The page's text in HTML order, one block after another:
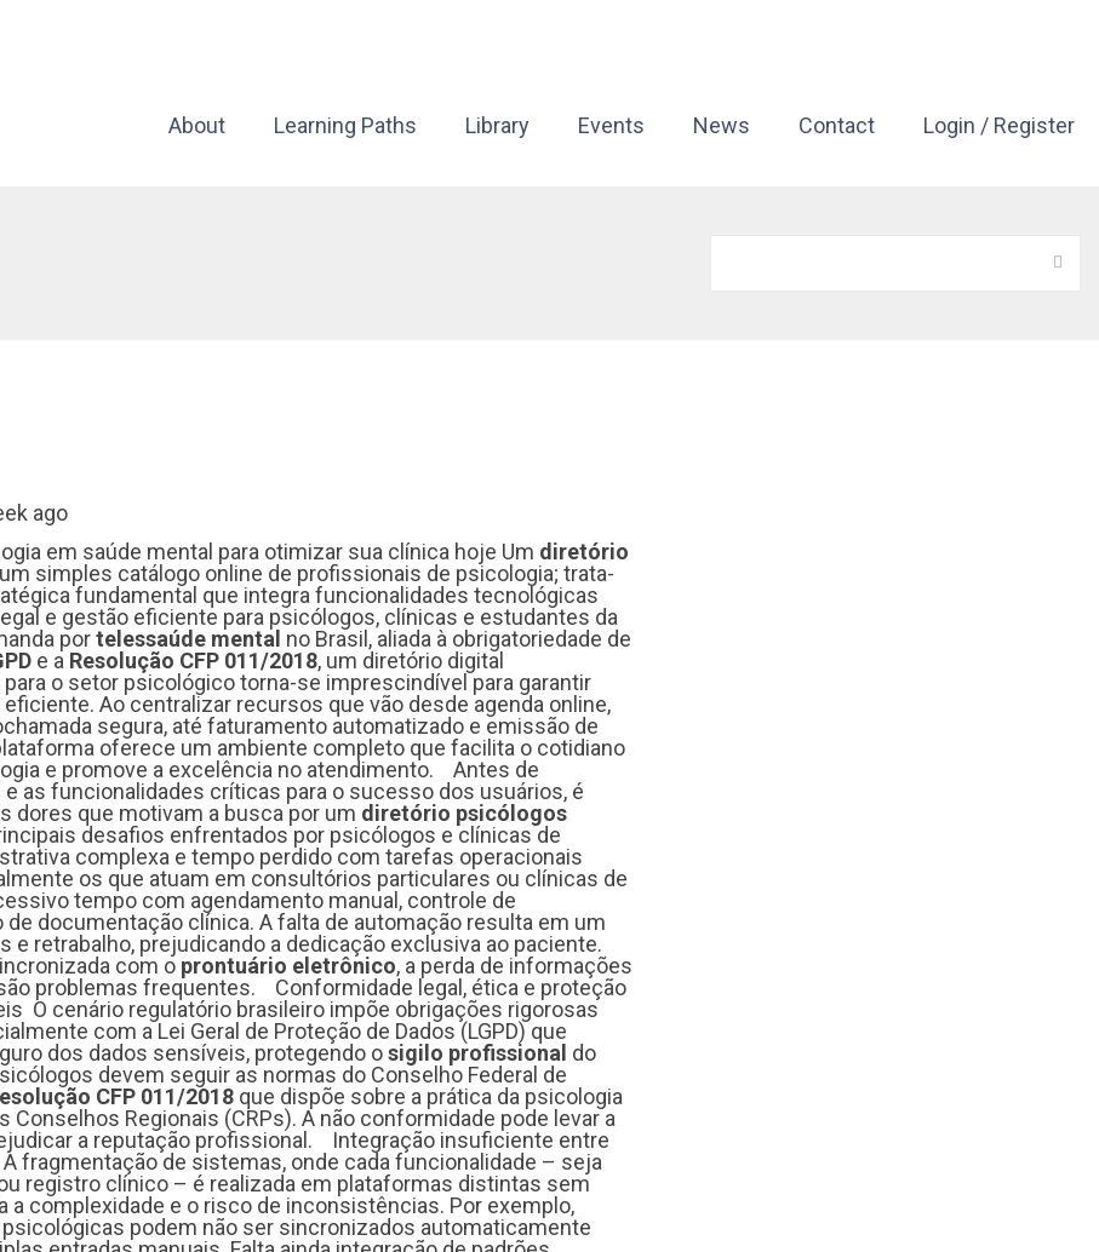
About Learning Paths Library Events News Contact Login / Register
ago
em saúde mental para otimizar sua clínica hoje Um diretório
simples catálogo online de profissionais de psicologia; trata-
fundamental que integra funcionalidades tecnológicas
e gestão eficiente para psicólogos, clínicas e estudantes da
portelessaúde mental no Brasil, aliada à obrigatoriedade de
e a Resolução CFP 011/2018, um diretório digital
o setor psicológico torna-se imprescindível para garantir
Ao centralizar recursos que vão desde agenda online,
segura, até faturamento automatizado e emissão de
oferece um ambiente completo que facilita o cotidiano
e promove a excelência no atendimento. Antes de
as funcionalidades críticas para o sucesso dos usuários, é
dores que motivam a busca por um diretório psicólogos
desafios enfrentados por psicólogos e clínicas de
complexa e tempo perdido com tarefas operacionais
os que atuam em consultórios particulares ou clínicas de
tempo com agendamento manual, controle de
documentação clínica. A falta de automação resulta em um
e retrabalho, prejudicando a dedicação exclusiva ao paciente.
com o prontuário eletrônico, a perda de informações
problemas frequentes. Conformidade legal, ética e proteção
O cenário regulatório brasileiro impõe obrigações rigorosas
com a Lei Geral de Proteção de Dados (LGPD) que
dos dados sensíveis, protegendo osigilo profissional do
devem seguir as normas do Conselho Federal de
CFP 011/2018 que dispõe sobre a prática da psicologia
Conselhos Regionais (CRPs). A não conformidade pode levar a
a reputação profissional. Integração insuficiente entre
fragmentação de sistemas, onde cada funcionalidade – seja
registro clínico – é realizada em plataformas distintas sem
a complexidade e o risco de inconsistências. Por exemplo,
podem não ser sincronizados automaticamente